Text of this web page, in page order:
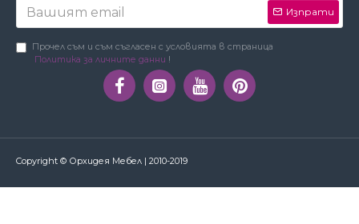
За да работи този сайт както трябва,
малки файлове с данни, наричани
бисквитки. В тях не съхраняваме лични
Подробности
Предпочитания Приемам
Изпрати
Прочел съм и съм съгласен с условията в страница
Политика за личните данни !
Copyright © Орхидея Мебел | 2010-2019